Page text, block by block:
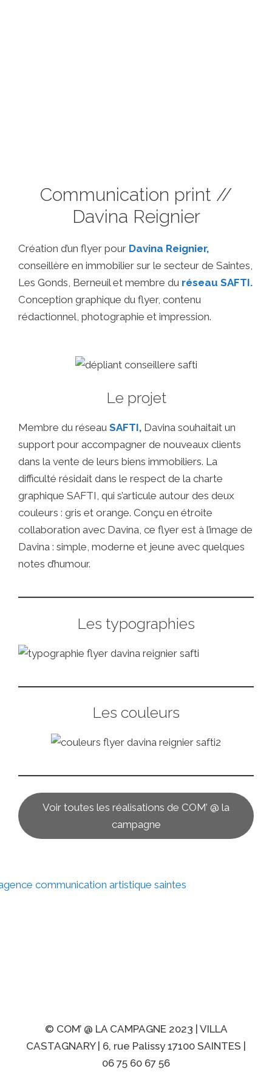
Communication print //
Davina Reignier
Création d’un flyer pour Davina Reignier,
conseillère en immobilier sur le secteur de Saintes,
Les Gonds, Berneuil et membre du réseau SAFTI.
Conception graphique du flyer, contenu
rédactionnel, photographie et impression.
Le projet
Membre du réseau SAFTI, Davina souhaitait un
support pour accompagner de nouveaux clients
dans la vente de leurs biens immobiliers. La
difficulté résidait dans le respect de la charte
graphique SAFTI, qui s’articule autour des deux
couleurs : gris et orange. Conçu en étroite
collaboration avec Davina, ce flyer est à l’image de
Davina : simple, moderne et jeune avec quelques
notes d’humour.
Les typographies
Les couleurs
Voir toutes les réalisations de COM’ @ la
campagne
© COM’ @ LA CAMPAGNE 2023 | VILLA
CASTAGNARY | 6, rue Palissy 17100 SAINTES |
06 75 60 67 56